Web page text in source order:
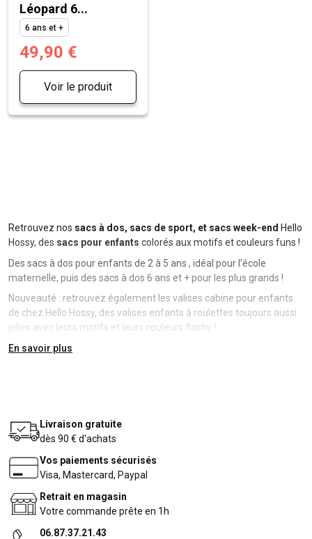
Léopard 6...
6 ans et +
49,90 €
Voir le produit
Retrouvez nos sacs à dos, sacs de sport, et sacs week-end Hello
Hossy, des sacs pour enfants colorés aux motifs et couleurs funs !
Des sacs à dos pour enfants de 2 à 5 ans , idéal pour l'école
maternelle, puis des sacs à dos 6 ans et + pour les plus grands !
Nouveauté : retrouvez également les valises cabine pour enfants
de chez Hello Hossy, des valises enfants à roulettes toujours aussi
jolies avec leurs motifs et leurs couleurs flashy !
En savoir plus
Livraison gratuite
dès 90 € d'achats
Vos paiements sécurisés
Visa, Mastercard, Paypal
Retrait en magasin
Votre commande prête en 1h
06.87.37.21.43